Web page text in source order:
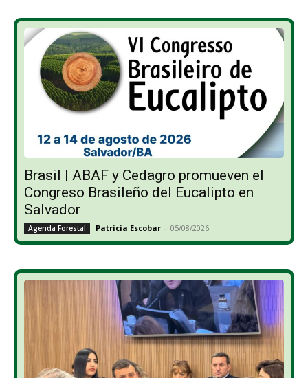
Brasil | ABAF y Cedagro promueven el
Congreso Brasileño del Eucalipto en
Salvador
Agenda Forestal Patricia Escobar - 05/08/2026